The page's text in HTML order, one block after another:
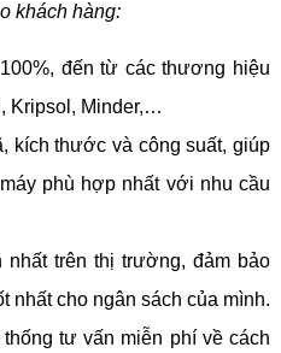
khách hàng:
đến từ các thương hiệu
Kripsol, Minder,…
kích thước và công suất, giúp
phù hợp nhất với nhu cầu
nhất trên thị trường, đảm bảo
nhất cho ngân sách của mình.
tư vấn miễn phí về cách